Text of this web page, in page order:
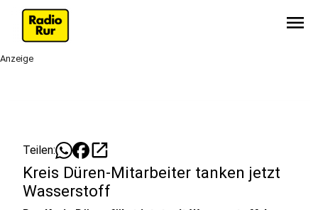
menu
Anzeige
Teilen: open_in_new
Kreis Düren-Mitarbeiter tanken jetzt
Wasserstoff